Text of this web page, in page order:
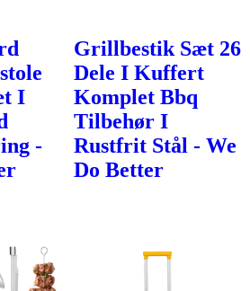
I
-
Grillbestik Sæt 26
Dele I Kuffert
Komplet Bbq
Tilbehør I
Rustfrit Stål - We
Do Better